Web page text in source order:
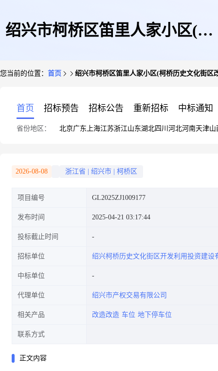
绍兴市柯桥区笛里人家小区(柯
车位
您当前的位置： 首页 绍兴市柯桥区笛里人家小区(柯桥历史文化街区
首页 招标预告 招标公告 重新招标 中标通知
省份地区： 北京广东 上海江苏浙江山东湖北四川 河北河南天津山
2026-08-08 浙江省 绍兴市 柯桥区
项目编号 GL2025ZJ1009177
发布时间 2025-04-21 03:17:44
投标截止时间
招标单位 绍兴柯桥历史文化街区开发利用投资建设
中标单位
代理单位 绍兴市产权交易有限公司
相关产品 改造改造 车位 地下停车位
联系方式
正文内容